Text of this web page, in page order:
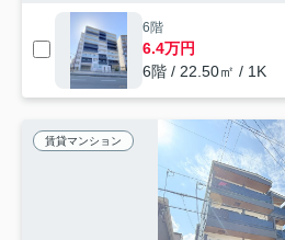
6階
6.4万円
6階 / 22.50㎡ / 1K
賃貸マンション